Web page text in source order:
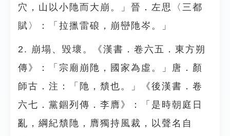
穴，山以小阤而大崩。」晉．左思〈三都
賦〉：「拉擸雷硠，崩巒阤岑。」
2. 崩塌、毀壞。《漢書．卷六五．東方朔
傳》：「宗廟崩阤，國家為虛。」唐．顏
師古．注：「阤，穨也。」《後漢書．卷
六七．黨錮列傳．李膺》：「是時朝庭日
亂，綱紀穨阤，膺獨持風裁，以聲名自